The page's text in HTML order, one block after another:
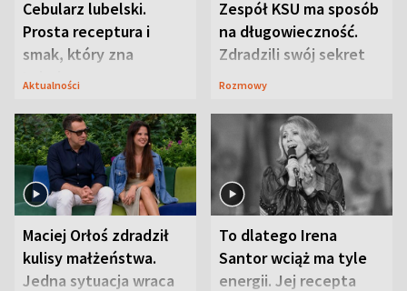
Cebularz lubelski.
Prosta receptura i
smak, który zna
Lubelszczyzna
Aktualności
Zespół KSU ma sposób
na długowieczność.
Zdradzili swój sekret
Rozmowy
Maciej Orłoś zdradził
kulisy małżeństwa.
Jedna sytuacja wraca
To dlatego Irena
Santor wciąż ma tyle
energii. Jej recepta